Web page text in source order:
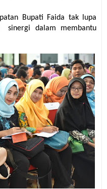
Bupati Faida tak lupa
sinergi dalam membantu